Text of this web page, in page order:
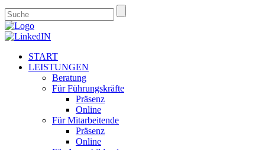
START
LEISTUNGEN
Beratung
Für Führungskräfte
Präsenz
Online
Für Mitarbeitende
Präsenz
Online